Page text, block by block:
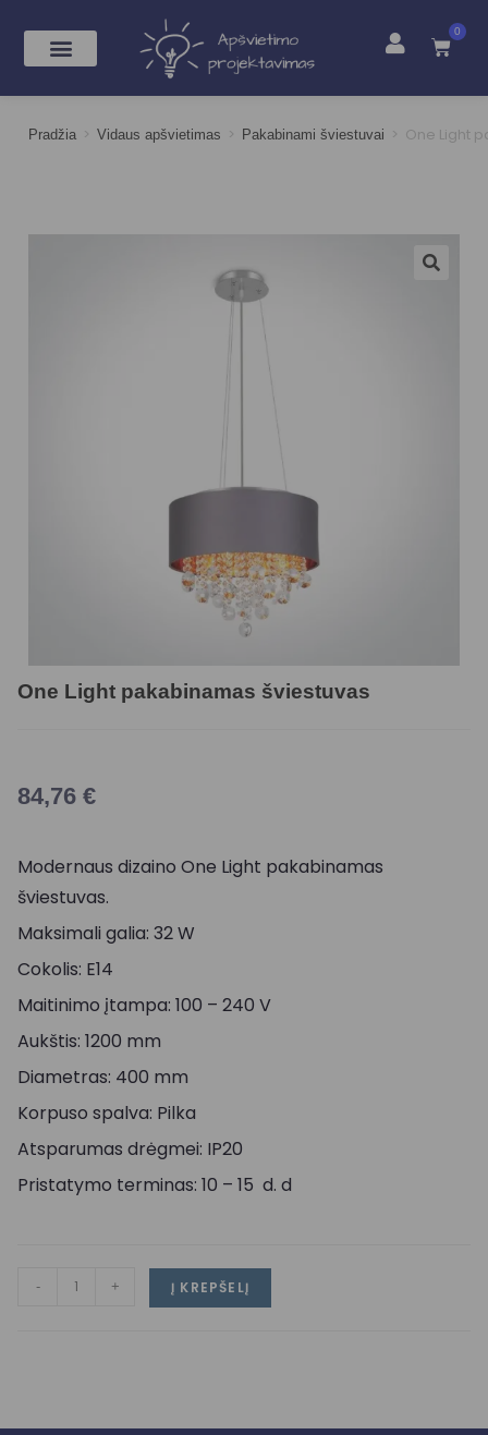
0
Pradžia > Vidaus apšvietimas > Pakabinami šviestuvai > One Light
One Light pakabinamas šviestuvas
84,76 €
Modernaus dizaino One Light pakabinamas
šviestuvas.
Maksimali galia: 32 W
Cokolis: E14
Maitinimo įtampa: 100 – 240 V
Aukštis: 1200 mm
Diametras: 400 mm
Korpuso spalva: Pilka
Atsparumas drėgmei: IP20
Pristatymo terminas: 10 – 15 d. d
- + Į KREPŠELĮ